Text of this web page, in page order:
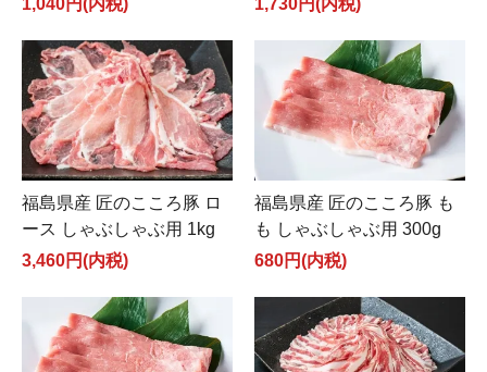
1,040円(内税)
1,730円(内税)
福島県産 匠のこころ豚 ロ
ース しゃぶしゃぶ用 1kg
3,460円(内税)
福島県産 匠のこころ豚 も
も しゃぶしゃぶ用 300g
680円(内税)